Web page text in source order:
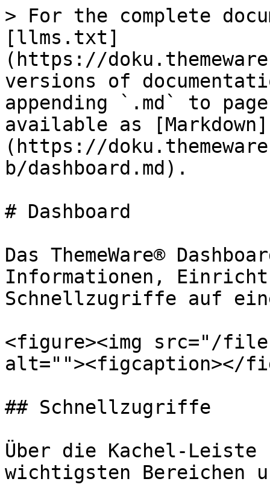
> For the complete
[llms.txt]
(https://
versions of
appending `.md` to
available as [Markdown]
(https://
b/dashboard.md).
# Dashboard
Das ThemeWare®
Informationen,
Schnellzugriffe auf
<figure><img src="/files/
alt=""><figcaption></
## Schnellzugriffe
Über die Kachel-
wichtigsten Bereichen